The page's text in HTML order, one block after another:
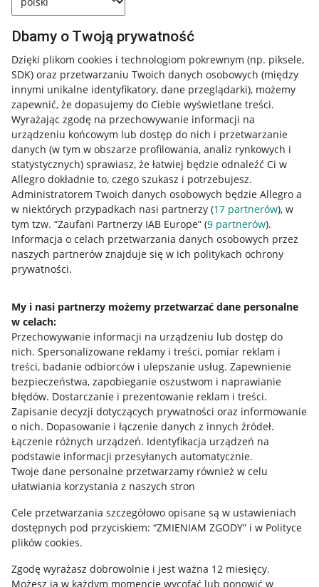
Dbamy o Twoją prywatność
Dzięki plikom cookies i technologiom pokrewnym (np. piksele,
SDK) oraz przetwarzaniu Twoich danych osobowych (między
innymi unikalne identyfikatory, dane przeglądarki), możemy
zapewnić, że dopasujemy do Ciebie wyświetlane treści.
Wyrażając zgodę na przechowywanie informacji na
urządzeniu końcowym lub dostęp do nich i przetwarzanie
danych (w tym w obszarze profilowania, analiz rynkowych i
statystycznych) sprawiasz, że łatwiej będzie odnaleźć Ci w
Allegro dokładnie to, czego szukasz i potrzebujesz.
Administratorem Twoich danych osobowych będzie Allegro a
w niektórych przypadkach nasi partnerzy (17 partnerów), w
tym tzw. “Zaufani Partnerzy IAB Europe” (9 partnerów).
Informacja o celach przetwarzania danych osobowych przez
naszych partnerów znajduje się w ich politykach ochrony
prywatności.
My i nasi partnerzy możemy przetwarzać dane personalne
w celach:
Przechowywanie informacji na urządzeniu lub dostęp do
nich. Spersonalizowane reklamy i treści, pomiar reklam i
treści, badanie odbiorców i ulepszanie usług. Zapewnienie
bezpieczeństwa, zapobieganie oszustwom i naprawianie
błędów. Dostarczanie i prezentowanie reklam i treści.
Zapisanie decyzji dotyczących prywatności oraz informowanie
o nich. Dopasowanie i łączenie danych z innych źródeł.
Łączenie różnych urządzeń. Identyfikacja urządzeń na
podstawie informacji przesyłanych automatycznie.
Twoje dane personalne przetwarzamy również w celu
ułatwiania korzystania z naszych stron
Cele przetwarzania szczegółowo opisane są w ustawieniach
dostępnych pod przyciskiem: “ZMIENIAM ZGODY” i w Polityce
plików cookies.
Zgodę wyrażasz dobrowolnie i jest ważna 12 miesięcy.
Możesz ją w każdym momencie wycofać lub ponowić w
Przydatne informacje
Jak to działa
Allegro Gadane dla sprzedających
Allegro Gadane dla kupujących
Mapa miejscowości
Informacje prawne
Regulamin
Polityka plików "cookies"
Ustawienia plików "cookies"
Udostępnianie lokalizacji
Informacje dla Aktu o Usługach Cyfrowych
Pobierz aplikację